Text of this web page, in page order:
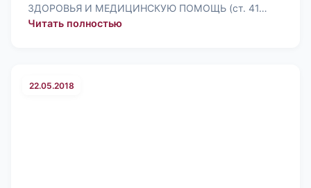
ЗДОРОВЬЯ И МЕДИЦИНСКУЮ ПОМОЩЬ (ст. 41…
Читать полностью: О соблюдении прав лиц, живущих с
22.05.2018